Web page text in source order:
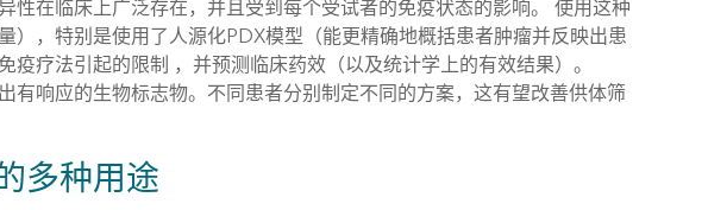
性在临床上广泛存在，并且受到每个受试者的免疫状态的影响。 使用这种
），特别是使用了人源化PDX模型（能更精确地概括患者肿瘤并反映出患
疗法引起的限制 ，并预测临床药效（以及统计学上的有效结果）。
有响应的生物标志物。不同患者分别制定不同的方案，这有望改善供体筛
多种用途